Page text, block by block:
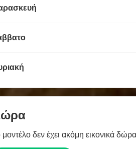
μοντέλο δεν έχει ακόμη εικονικά